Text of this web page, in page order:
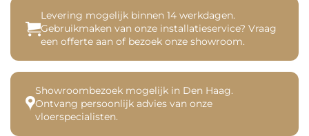
Levering mogelijk binnen 14 werkdagen.
Gebruikmaken van onze installatieservice? Vraag
een offerte aan of bezoek onze showroom.
Showroombezoek mogelijk in Den Haag.
Ontvang persoonlijk advies van onze
vloerspecialisten.